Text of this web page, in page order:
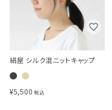
絹屋 シルク混ニットキャップ
¥5,500 税込